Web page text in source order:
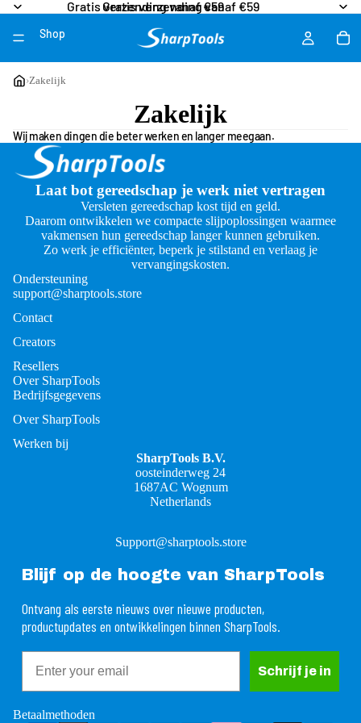
Gratis verzending vanaf €59
Gratis verzending vanaf €59
Shop
›Zakelijk
Zakelijk
Wij maken dingen die beter werken en langer meegaan.
Laat bot gereedschap je werk niet vertragen
Versleten gereedschap kost tijd en geld.
Daarom ontwikkelen we compacte slijpoplossingen waarmee
vakmensen hun gereedschap langer kunnen gebruiken.
Zo werk je efficiënter, beperk je stilstand en verlaag je
vervangingskosten.
Ondersteuning
support@sharptools.store
Contact
Creators
Resellers
Over SharpTools
Bedrijfsgegevens
Over SharpTools
Werken bij
SharpTools B.V.
oosteinderweg 24
1687AC Wognum
Netherlands
Support@sharptools.store
Blijf op de hoogte van SharpTools
Ontvang als eerste nieuws over nieuwe producten,
productupdates en ontwikkelingen binnen SharpTools.
Schrijf je in
Betaalmethoden